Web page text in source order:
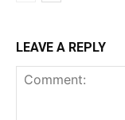
LEAVE A REPLY